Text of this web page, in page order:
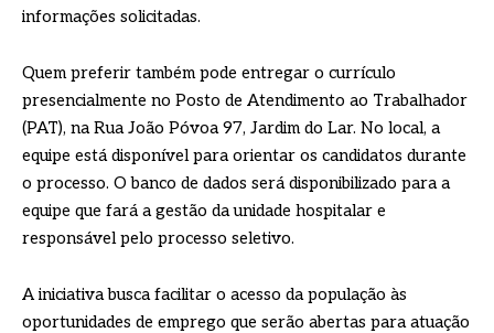
informações solicitadas.
Quem preferir também pode entregar o currículo
presencialmente no Posto de Atendimento ao Trabalhador
(PAT), na Rua João Póvoa 97, Jardim do Lar. No local, a
equipe está disponível para orientar os candidatos durante
o processo. O banco de dados será disponibilizado para a
equipe que fará a gestão da unidade hospitalar e
responsável pelo processo seletivo.
A iniciativa busca facilitar o acesso da população às
oportunidades de emprego que serão abertas para atuação